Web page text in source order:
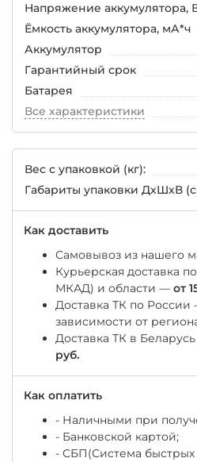
Напряжение аккумулятора,
Ёмкость аккумулятора, мА*ч
Аккумулятор
Гарантийный срок
Батарея
Все характеристики
Вес с упаковкой (кг):
Габариты упаковки ДхШхВ
Как доставить
Самовывоз из нашего
Курьерская доставка
МКАД) и области — от
Доставка ТК по России
зависимости от
Доставка ТК в
руб.
Как оплатить
- Наличными при
- Банковской картой;
- СБП(Система